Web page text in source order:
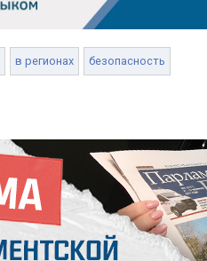
в регионах безопасность